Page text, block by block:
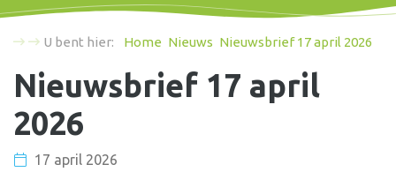
U bent hier: Home Nieuws Nieuwsbrief 17 april 2026
Nieuwsbrief 17 april
2026
17 april 2026